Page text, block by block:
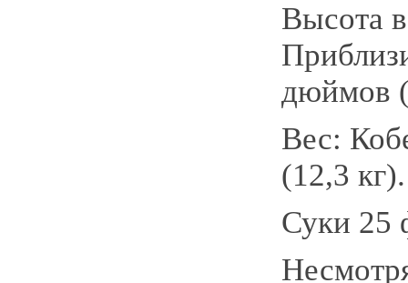
Высота
дюймов
Вес:
(12,3 кг).
Суки 25